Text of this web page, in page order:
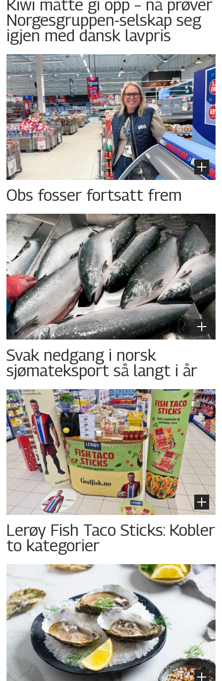
Kiwi måtte gi opp – nå prøver
Norgesgruppen-selskap seg
igjen med dansk lavpris
Obs fosser fortsatt frem
Svak nedgang i norsk
sjømateksport så langt i år
Lerøy Fish Taco Sticks: Kobler
to kategorier